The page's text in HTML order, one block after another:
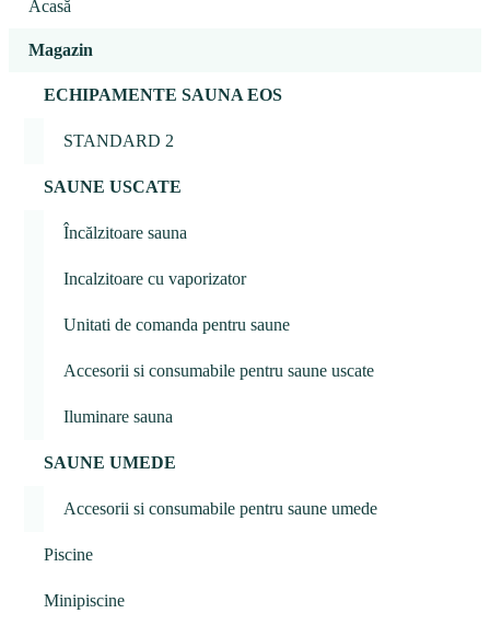
Acasă
Magazin
ECHIPAMENTE SAUNA EOS
STANDARD 2
SAUNE USCATE
Încălzitoare sauna
Incalzitoare cu vaporizator
Unitati de comanda pentru saune
Accesorii si consumabile pentru saune uscate
Iluminare sauna
SAUNE UMEDE
Accesorii si consumabile pentru saune umede
Piscine
Minipiscine